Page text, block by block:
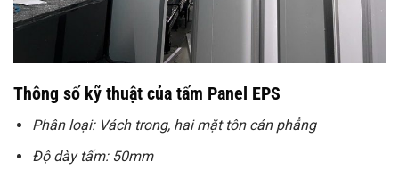
Thông số kỹ thuật của tấm Panel EPS
Phân loại: Vách trong, hai mặt tôn cán phẳng
Độ dày tấm: 50mm